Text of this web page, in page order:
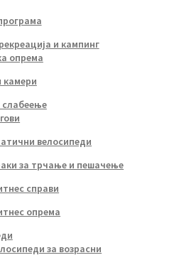
и кампинг
опрема
камери
велосипеди
за трчање и пешачење
справи
опрема
за возрасни